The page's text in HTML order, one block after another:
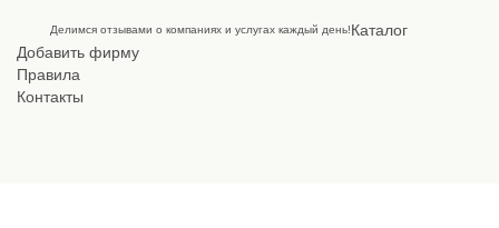
Делимся отзывами о компаниях и услугах каждый день!Каталог
Добавить фирму
Правила
Контакты